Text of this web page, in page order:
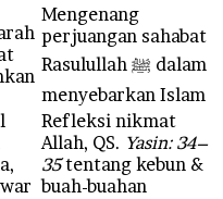
Mengenang
perjuangan sahabat
Rasulullah ﷺ dalam
menyebarkan Islam
Refleksi nikmat
Allah, QS. Yasin: 34–
35tentang kebun &
buah-buahan